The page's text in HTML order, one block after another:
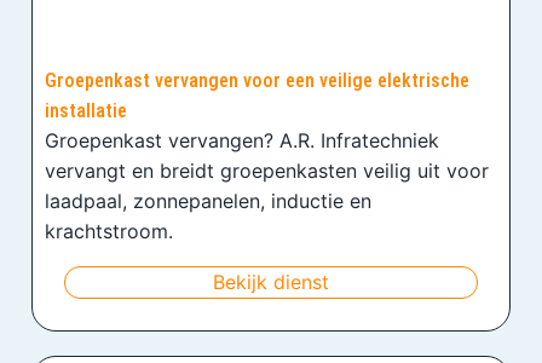
Groepenkast vervangen voor een veilige elektrische
installatie
Groepenkast vervangen? A.R. Infratechniek
vervangt en breidt groepenkasten veilig uit voor
laadpaal, zonnepanelen, inductie en
krachtstroom.
Bekijk dienst